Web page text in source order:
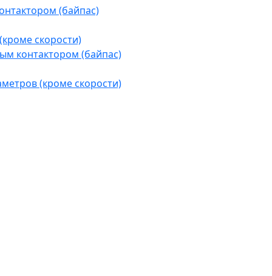
(байпас)
скорости)
контактором (байпас)
(кроме скорости)